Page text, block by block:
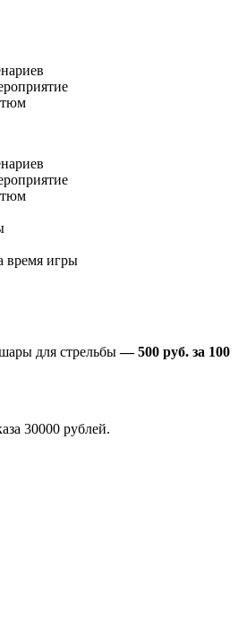
время игры
для стрельбы— 500 руб. за 100
30000 рублей.